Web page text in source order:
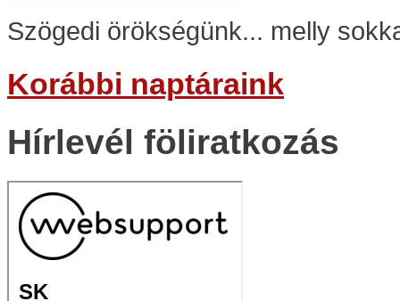
Szögedi örökségünk... melly
Korábbi naptáraink
Hírlevél föliratkozás